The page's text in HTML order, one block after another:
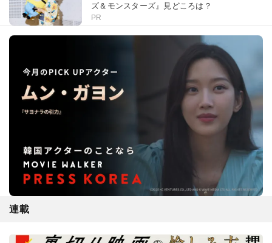
ズ＆モンスターズ』見どころは？
PR
連載